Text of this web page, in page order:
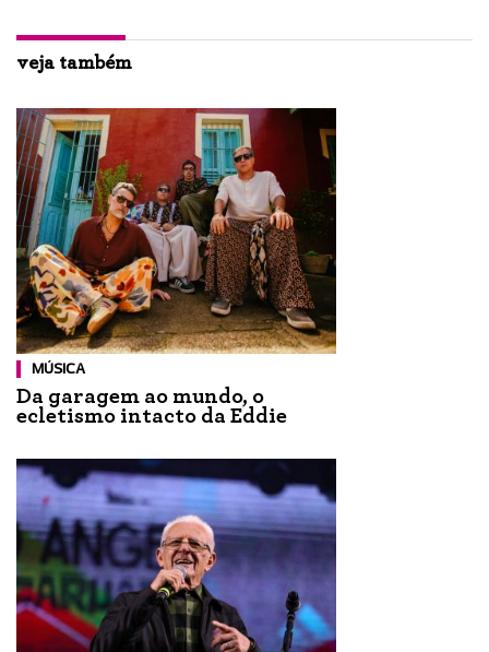
veja também
MÚSICA
Da garagem ao mundo, o
ecletismo intacto da Eddie